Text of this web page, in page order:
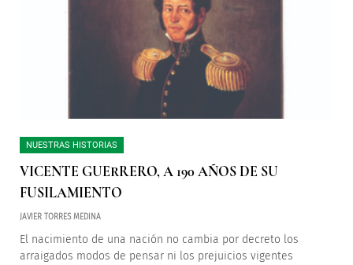
NUESTRAS HISTORIAS
VICENTE GUERRERO, A 190 AÑOS DE SU
FUSILAMIENTO
JAVIER TORRES MEDINA
El nacimiento de una nación no cambia por decreto los
arraigados modos de pensar ni los prejuicios vigentes